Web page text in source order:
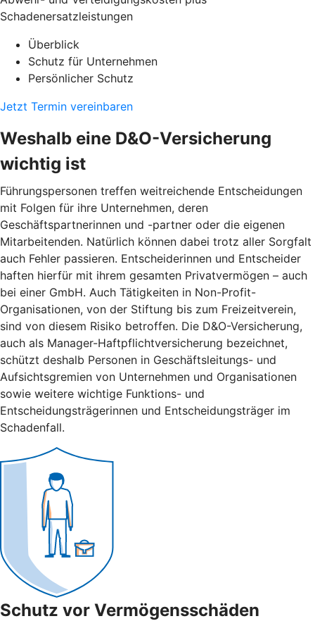
Schadenersatzleistungen
Überblick
Schutz für Unternehmen
Persönlicher Schutz
Jetzt Termin vereinbaren
Weshalb eine D&O-Versicherung
wichtig ist
Führungspersonen treffen weitreichende Entscheidungen
mit Folgen für ihre Unternehmen, deren
Geschäftspartnerinnen und -partner oder die eigenen
Mitarbeitenden. Natürlich können dabei trotz aller Sorgfalt
auch Fehler passieren. Entscheiderinnen und Entscheider
haften hierfür mit ihrem gesamten Privatvermögen – auch
bei einer GmbH. Auch Tätigkeiten in Non-Profit-
Organisationen, von der Stiftung bis zum Freizeitverein,
sind von diesem Risiko betroffen. Die D&O-Versicherung,
auch als Manager-Haftpflichtversicherung bezeichnet,
schützt deshalb Personen in Geschäftsleitungs- und
Aufsichtsgremien von Unternehmen und Organisationen
sowie weitere wichtige Funktions- und
Entscheidungsträgerinnen und Entscheidungsträger im
Schadenfall.
Schutz vor Vermögensschäden